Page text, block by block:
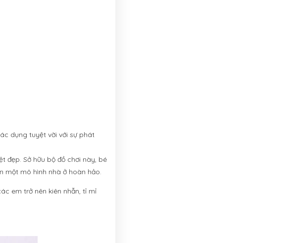
dụng tuyệt vời với sự phát
đẹp. Sở hữu bộ đồ chơi này, bé
một mô hình nhà ở hoàn hảo.
em trở nên kiên nhẫn, tỉ mỉ